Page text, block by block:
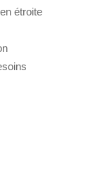
étroite